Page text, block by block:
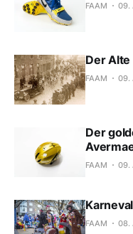
FAAM 09.
Der
FAAM 09.
Der
FAAM 09.
FAAM 08.